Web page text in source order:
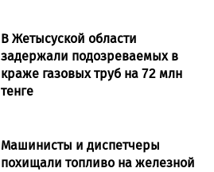
В Жетысуской области
задержали подозреваемых в
краже газовых труб на 72 млн
тенге
Машинисты и диспетчеры
похищали топливо на железной